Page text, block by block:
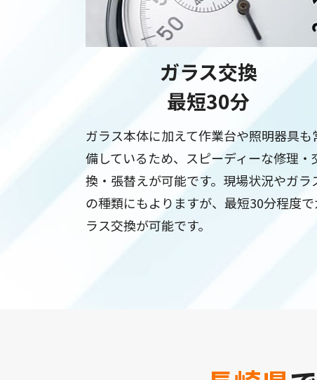
ガラス交換
最短30分
ガラス本体に加えて作業台や照明器具も
備しているため、スピーディーな修理・
換・張替えが可能です。現場状況やガラ
の種類にもよりますが、最短30分程度で
ラス交換が可能です。